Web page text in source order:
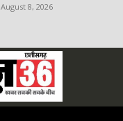
August 8, 2026